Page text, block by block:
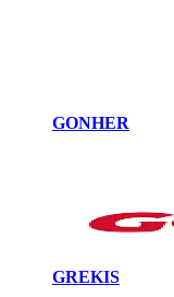
GONHER
GREKIS